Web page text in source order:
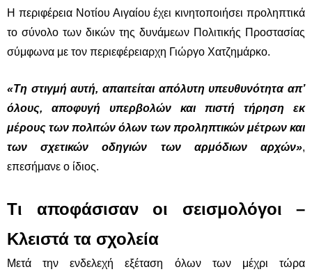
Η περιφέρεια Νοτίου Αιγαίου έχει κινητοποιήσει προληπτικά
το σύνολο των δικών της δυνάμεων Πολιτικής Προστασίας
σύμφωνα με τον περιεφέρειαρχη Γιώργο Χατζημάρκο.
«Τη στιγμή αυτή, απαιτείται απόλυτη υπευθυνότητα απ’
όλους, αποφυγή υπερβολών και πιστή τήρηση εκ
μέρους των πολιτών όλων των προληπτικών μέτρων και
των σχετικών οδηγιών των αρμόδιων αρχών»,
επεσήμανε ο ίδιος.
Τι αποφάσισαν οι σεισμολόγοι
–
Κλειστά τα σχολεία
Μετά την ενδελεχή εξέταση όλων των μέχρι τώρα